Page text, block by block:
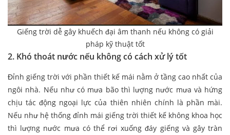
Giếng trời dễ gây khuếch đại âm thanh nếu không có giải
pháp kỹ thuật tốt
2. Khó thoát nước nếu không có cách xử lý tốt
Đỉnh giếng trời với phần thiết kế mái nằm ở tầng cao nhất của
ngôi nhà. Nếu như có mưa bão thì lượng nước mưa và hứng
chịu tác động ngoại lực của thiên nhiên chính là phần mài.
Nếu như hệ thống đỉnh mái giếng trời thiết kế không khoa học
thì lượng nước mưa có thể rơi xuống đáy giếng và gây tràn